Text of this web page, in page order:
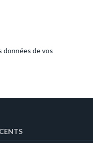
données de vos